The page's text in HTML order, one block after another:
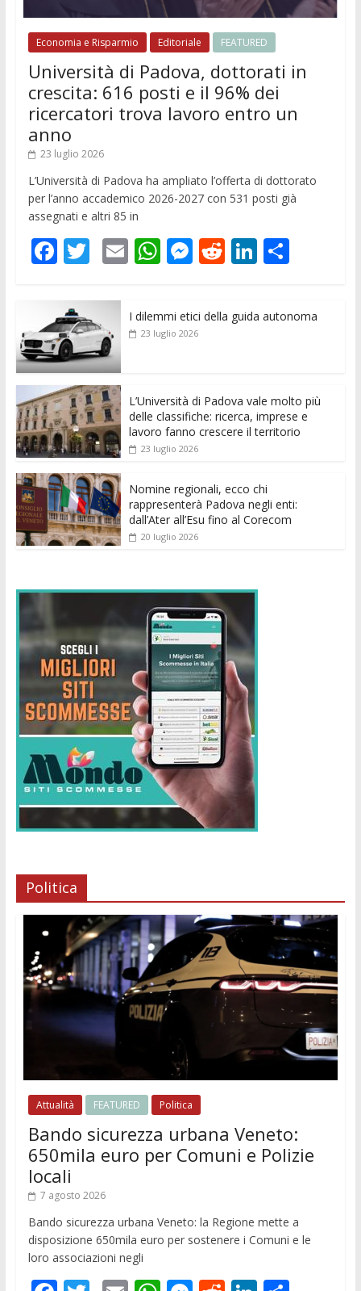
Economia e Risparmio Editoriale FEATURED
Università di Padova, dottorati in
crescita: 616 posti e il 96% dei
ricercatori trova lavoro entro un
anno
23 luglio 2026
L’Università di Padova ha ampliato l’offerta di dottorato
per l’anno accademico 2026-2027 con 531 posti già
assegnati e altri 85 in
F
e
b
o
o
k
T
itt
er
E
ai
l
W
s
p
M
ss
e
er
R
di
Li
e
C
di
I dilemmi etici della guida autonoma
23 luglio 2026
L’Università di Padova vale molto più
delle classifiche: ricerca, imprese e
lavoro fanno crescere il territorio
23 luglio 2026
Nomine regionali, ecco chi
rappresenterà Padova negli enti:
dall’Ater all’Esu fino al Corecom
20 luglio 2026
Politica
Attualità FEATURED Politica
Bando sicurezza urbana Veneto:
650mila euro per Comuni e Polizie
locali
7 agosto 2026
Bando sicurezza urbana Veneto: la Regione mette a
disposizione 650mila euro per sostenere i Comuni e le
loro associazioni negli